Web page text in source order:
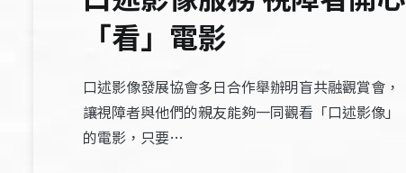
「看」電影
口述影像發展協會多日合作舉辦明盲共融觀賞會，
讓視障者與他們的親友能夠一同觀看「口述影像」
的電影，只要…